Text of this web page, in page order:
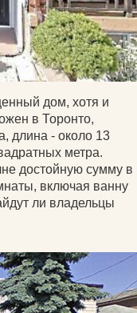
дом, хотя и
в Торонто,
длина - около 13
метра.
достойную сумму в
включая ванну
ли владельцы